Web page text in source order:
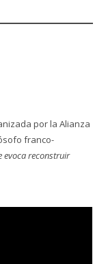
por la Alianza
franco-
evoca reconstruir